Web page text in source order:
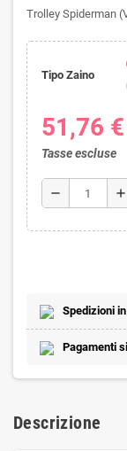
Trolley Spiderman
Tipo Zaino
51,76 €
Tasse escluse
remove add
Spedizioni
Pagamenti
Descrizione